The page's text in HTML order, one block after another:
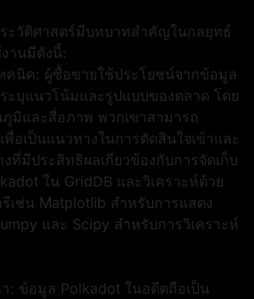
ะวัติศาสตร์มีบทบาทสำคัญในกลยุทธ์
านมีดังนี้:
ทคนิค: ผู้ซื้อขายใช้ประโยชน์จากข้อมูล
ะบุแนวโน้มและรูปแบบของตลาด โดย
มิและสื่อภาพ พวกเขาสามารถ
พื่อเป็นแนวทางในการตัดสินใจเข้าและ
ที่มีประสิทธิผลเกี่ยวข้องกับการจัดเก็บ
ใน GridDB และวิเคราะห์ด้วย
เช่น Matplotlib สำหรับการแสดง
และ Scipy สำหรับการวิเคราะห์
: ข้อมูล Polkadot ในอดีตถือเป็น